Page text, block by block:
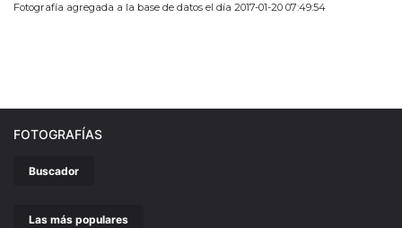
Fotografía agregada a la base de datos el día 2017-01-20 07:49:54
FOTOGRAFÍAS
Buscador
Las más populares